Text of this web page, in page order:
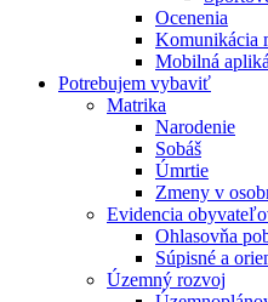
Ocenenia
Komunikácia
Mobilná
Potrebujem vybaviť
Matrika
Narodenie
Sobáš
Úmrtie
Zmeny v
Evidencia
Ohlasovňa
Súpisné a
Územný rozvoj